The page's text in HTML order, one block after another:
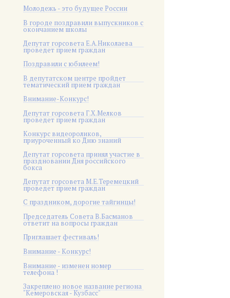
Молодежь - это будущее России
В городе поздравили выпускников с
окончанием школы
Депутат горсовета Е.А.Николаева
проведет прием граждан
Поздравили с юбилеем!
В депутатском центре пройдет
тематический прием граждан
Внимание-Конкурс!
Депутат горсовета Г.Х.Мелков
проведет прием граждан
Конкурс видеороликов,
приуроченный ко Дню знаний
Депутат горсовета принял участие в
праздновании Дня российского
бокса
Депутат горсовета М.Е.Теремецкий
проведет прием граждан
С праздником, дорогие тайгинцы!
Председатель Совета В.Басманов
ответит на вопросы граждан
Приглашает фестиваль!
Внимание - Конкурс!
Внимание - изменен номер
телефона !
Закреплено новое название региона
"Кемеровская - Кузбасс"